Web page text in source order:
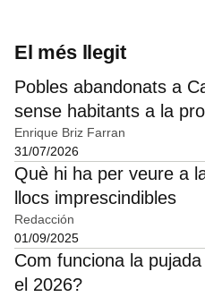
El més llegit
Pobles abandonats a
sense habitants a la
Enrique Briz Farran
31/07/2026
Què hi ha per veure a
llocs imprescindibles
Redacción
01/09/2025
Com funciona la
el 2026?